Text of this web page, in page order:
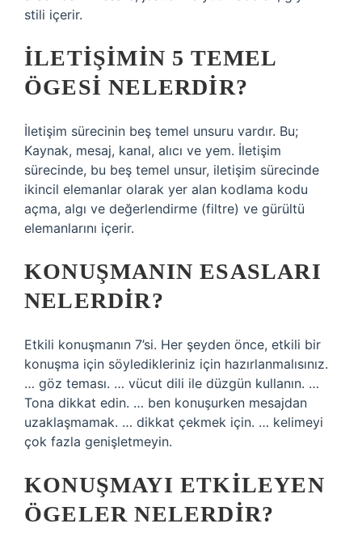
stili içerir.
İLETIŞIMIN 5 TEMEL
ÖGESI NELERDIR?
İletişim sürecinin beş temel unsuru vardır. Bu;
Kaynak, mesaj, kanal, alıcı ve yem. İletişim
sürecinde, bu beş temel unsur, iletişim sürecinde
ikincil elemanlar olarak yer alan kodlama kodu
açma, algı ve değerlendirme (filtre) ve gürültü
elemanlarını içerir.
KONUŞMANIN ESASLARI
NELERDIR?
Etkili konuşmanın 7’si. Her şeyden önce, etkili bir
konuşma için söyledikleriniz için hazırlanmalısınız.
… göz teması. … vücut dili ile düzgün kullanın. …
Tona dikkat edin. … ben konuşurken mesajdan
uzaklaşmamak. … dikkat çekmek için. … kelimeyi
çok fazla genişletmeyin.
KONUŞMAYI ETKILEYEN
ÖGELER NELERDIR?